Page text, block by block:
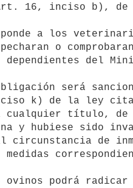
16, inciso b), de
o
del
k) de la ley
y hubiese sido
circunstancia de